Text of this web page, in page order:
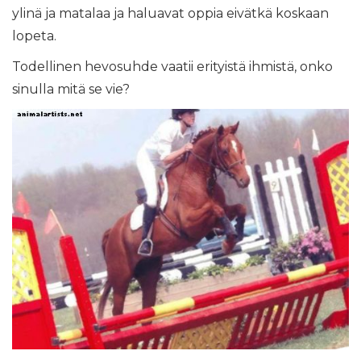
ylinä ja matalaa ja haluavat oppia eivätkä koskaan
lopeta.
Todellinen hevosuhde vaatii erityistä ihmistä, onko
sinulla mitä se vie?